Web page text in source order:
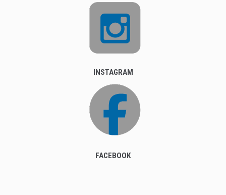
INSTAGRAM
FACEBOOK